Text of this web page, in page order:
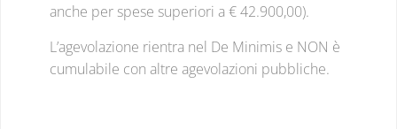
anche per spese superiori a € 42.900,00).
L’agevolazione rientra nel De Minimis e NON è
cumulabile con altre agevolazioni pubbliche.